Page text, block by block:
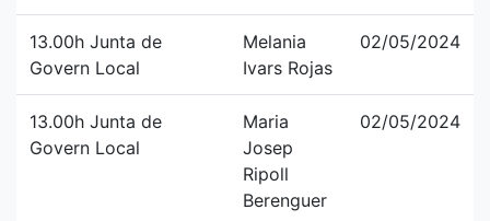
13.00h Junta de
Govern Local
Melania
Ivars Rojas
02/05/2024
13.00h Junta de
Govern Local
Maria
Josep
Ripoll
Berenguer
02/05/2024